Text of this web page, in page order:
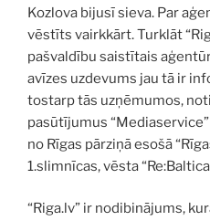
Kozlova bijusī sieva. Par
vēstīts vairkkārt. Turklāt
pašvaldību saistītais
avīzes uzdevums jau tā ir
tostarp tās uzņēmumos,
pasūtījumus
no Rīgas pārziņā esošā
1.slimnīcas, vēsta
“Riga.lv” ir nodibinājums,